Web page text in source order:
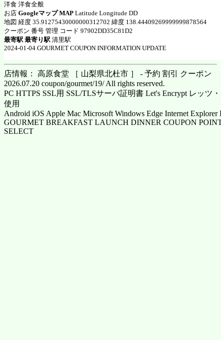
洋食 洋食全般
お店 Googleマップ MAP Latitude Longitude DD
地図 経度 35.91275430000000312702 緯度 138.44409269999999878564
クーポン 番号 管理 コード 97902DD35C81D2
最寄駅 最寄り駅 清里駅
2024-01-04 GOURMET COUPON INFORMATION UPDATE
店情報： 高原食堂 ［ 山梨県北杜市 ］ - 予約 割引 クーポン
2026.07.20 coupon/gourmet/19/ All rights reserved.
PC HTTPS SSL用 SSL/TLSサーバ証明書 Let's Encrypt レッツ
使用
Android iOS Apple Mac Microsoft Windows Edge Internet Explorer
GOURMET BREAKFAST LAUNCH DINNER COUPON
SELECT